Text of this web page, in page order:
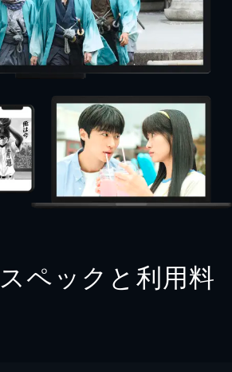
ペックと利用料